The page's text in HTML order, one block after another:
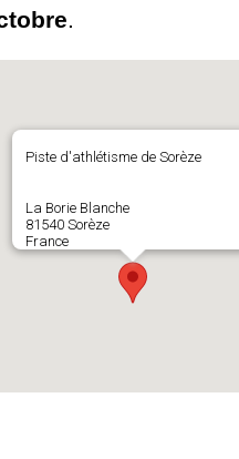
.
Piste d'athlétisme de Sorèze
La Borie Blanche
81540 Sorèze
France